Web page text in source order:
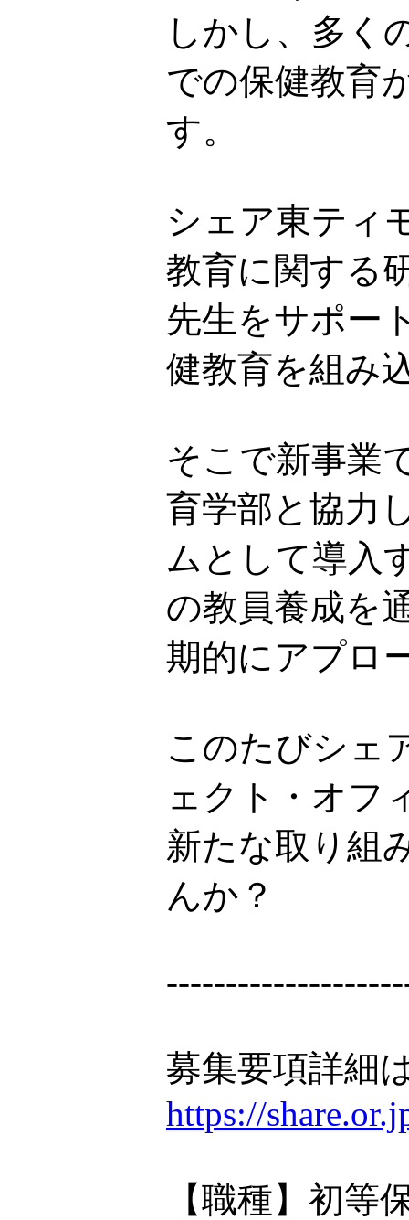
しかし、多く
での保健教育
す。
シェア東ティ
教育に関する
先生をサポー
健教育を組み
そこで新事業
育学部と協力
ムとして導入
の教員養成を
期的にアプロ
このたびシェ
ェクト・オフ
新たな取り組
んか？
募集要項詳細
https://
【職種】初